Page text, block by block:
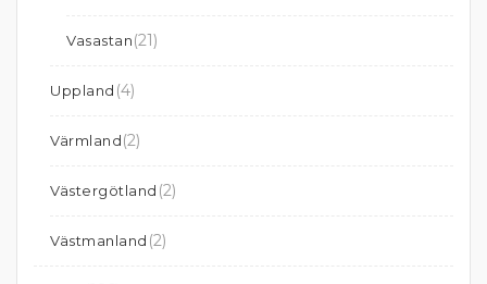
Vasastan(21)
Uppland (4)
Värmland(2)
Västergötland (2)
Västmanland (2)